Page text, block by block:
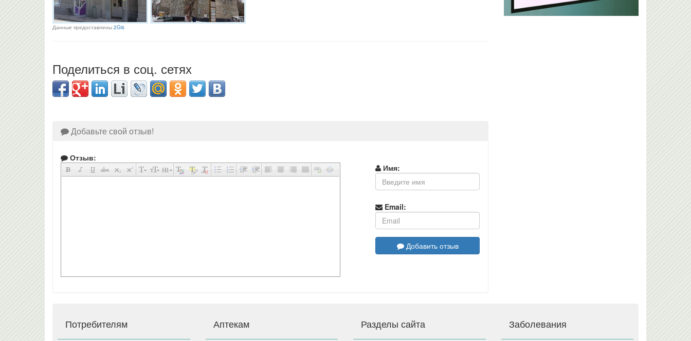
Данные предоставлены 2Gis
Поделиться в соц. сетях
Добавьте свой отзыв!
Отзыв:
Имя:
Email:
Добавить отзыв
Потребителям Аптекам Разделы сайта Заболевания